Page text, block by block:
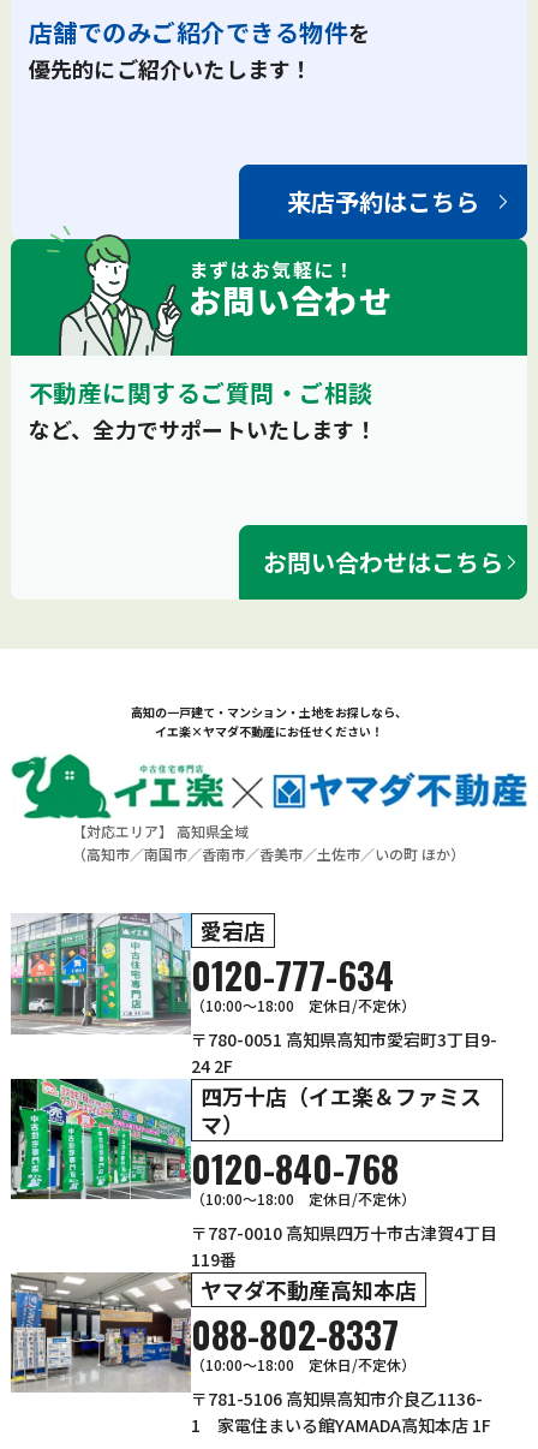
店舗でのみご紹介できる物件を
優先的にご紹介いたします！
来店予約はこちら
まずはお気軽に！
お問い合わせ
不動産に関するご質問・ご相談
など、全力でサポートいたします！
お問い合わせはこちら
高知の一戸建て・マンション・土地をお探しなら、
イエ楽×ヤマダ不動産にお任せください！
【対応エリア】 高知県全域
（高知市／南国市／香南市／香美市／土佐市／いの町 ほか）
愛宕店
0120-777-634
（10:00～18:00 定休日/不定休）
〒780-0051 高知県高知市愛宕町3丁目9-
24 2F
四万十店（イエ楽＆ファミス
マ）
0120-840-768
（10:00〜18:00 定休日/不定休）
〒787-0010 高知県四万十市古津賀4丁目
119番
ヤマダ不動産高知本店
088-802-8337
（10:00～18:00 定休日/不定休）
〒781-5106 高知県高知市介良乙1136-
1 家電住まいる館YAMADA高知本店 1F